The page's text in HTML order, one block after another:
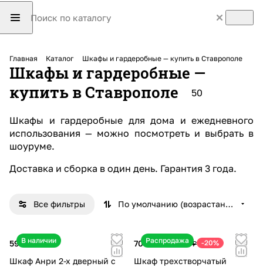
Главная Каталог Шкафы и гардеробные — купить в Ставрополе
Шкафы и гардеробные —
купить в Ставрополе
50
Шкафы и гардеробные для дома и ежедневного
использования — можно посмотреть и выбрать в
шоуруме.
Доставка и сборка в один день. Гарантия 3 года.
ы
распа
шные
товаров
Шкаф
ы-
купе
товаров
еро
бны
е
товар
Антре
соль
товаров
рыт
ые
гард
еро
товар
Все фильтры По умолчанию (возрастание)
В наличии
59 090 ₽
Шкаф Анри 2-х дверный с
Распродажа
70 240 ₽87 800 ₽ -20%
Шкаф трехстворчатый